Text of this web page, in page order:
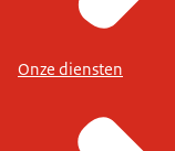
Onze diensten